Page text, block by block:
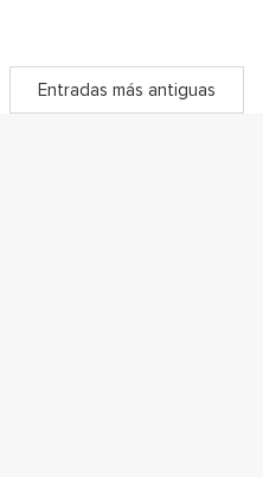
Entradas más antiguas